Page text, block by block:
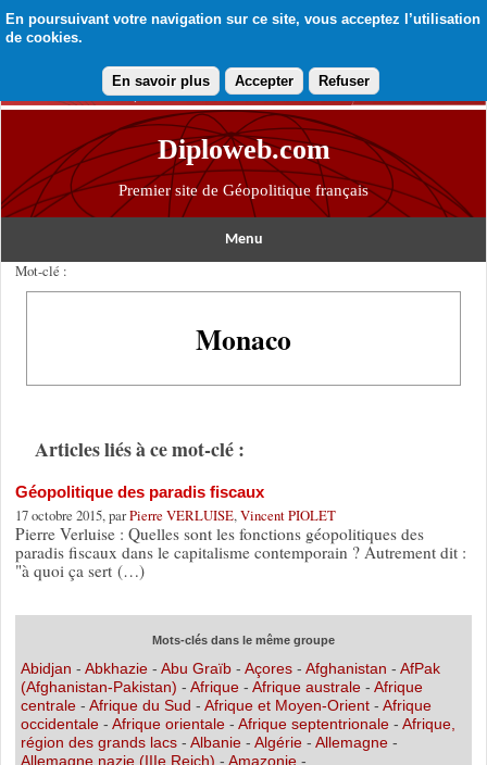
En poursuivant votre navigation sur ce site, vous acceptez l’utilisation
de cookies.
En savoir plus Accepter Refuser
Diploweb.com
Premier site de Géopolitique français
Menu
Mot-clé :
Monaco
Articles liés à ce mot-clé :
Géopolitique des paradis fiscaux
17 octobre 2015, parPierre VERLUISE, Vincent PIOLET
Pierre Verluise : Quelles sont les fonctions géopolitiques des
paradis fiscaux dans le capitalisme contemporain ? Autrement dit :
"à quoi ça sert (…)
Mots-clés dans le même groupe
Abidjan - Abkhazie- Abu Graïb- Açores- Afghanistan - AfPak
(Afghanistan-Pakistan) - Afrique- Afrique australe- Afrique
centrale - Afrique du Sud - Afrique et Moyen-Orient - Afrique
occidentale - Afrique orientale - Afrique septentrionale - Afrique,
région des grands lacs- Albanie - Algérie - Allemagne -
Allemagne nazie (IIIe Reich) - Amazonie-